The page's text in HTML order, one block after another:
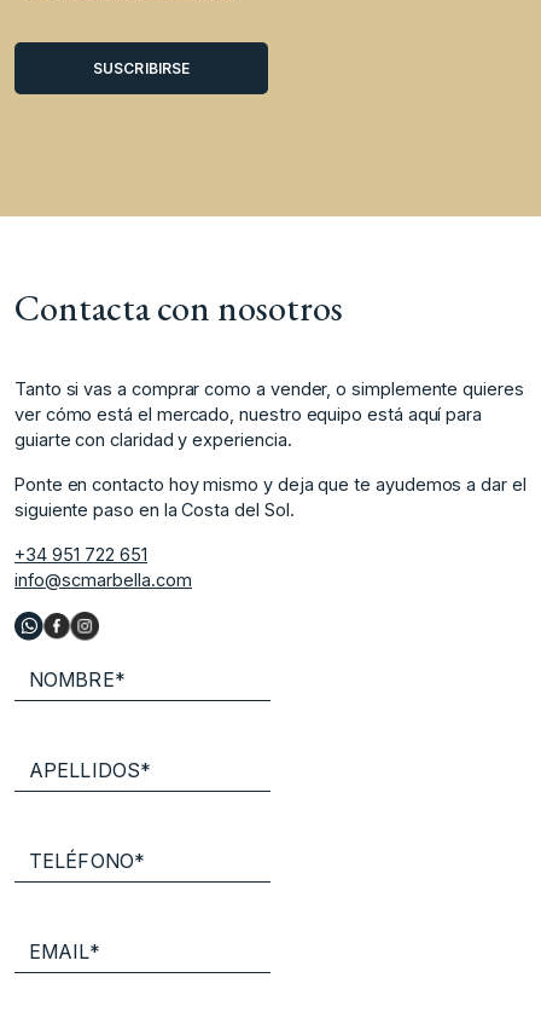
Contacta con nosotros
Tanto si vas a comprar como a vender, o simplemente quieres
ver cómo está el mercado, nuestro equipo está aquí para
guiarte con claridad y experiencia.
Ponte en contacto hoy mismo y deja que te ayudemos a dar el
siguiente paso en la Costa del Sol.
+34 951 722 651
info@scmarbella.com